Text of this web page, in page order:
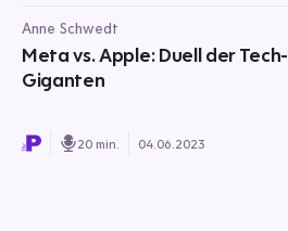
Anne Schwedt
Meta vs. Apple: Duell der Tech-
Giganten
20 min. 04.06.2023